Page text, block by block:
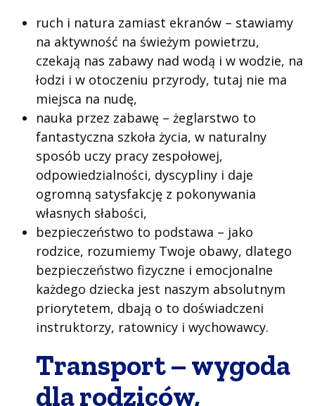
ruch i natura zamiast ekranów – stawiamy
na aktywność na świeżym powietrzu,
czekają nas zabawy nad wodą i w wodzie, na
łodzi i w otoczeniu przyrody, tutaj nie ma
miejsca na nudę,
nauka przez zabawę – żeglarstwo to
fantastyczna szkoła życia, w naturalny
sposób uczy pracy zespołowej,
odpowiedzialności, dyscypliny i daje
ogromną satysfakcję z pokonywania
własnych słabości,
bezpieczeństwo to podstawa – jako
rodzice, rozumiemy Twoje obawy, dlatego
bezpieczeństwo fizyczne i emocjonalne
każdego dziecka jest naszym absolutnym
priorytetem, dbają o to doświadczeni
instruktorzy, ratownicy i wychowawcy.
Transport – wygoda
dla rodziców,